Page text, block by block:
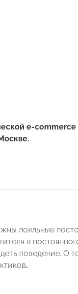
e-
лояльные
в
поведение. О
.